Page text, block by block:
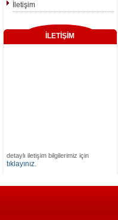
İletişim
İLETİŞİM
detaylı iletişim bilgilerimiz için
tıklayınız.